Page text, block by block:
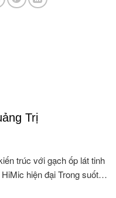
Trị
trúc với gạch ốp lát tinh
hiện đại Trong suốt